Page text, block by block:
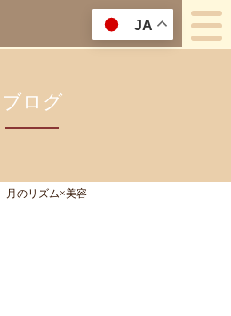
ブログ
月のリズム×美容
JA